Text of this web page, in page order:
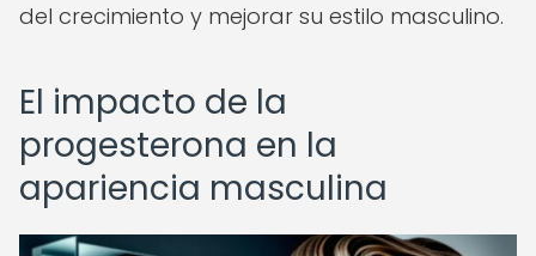
del crecimiento y mejorar su estilo masculino.
El impacto de la
progesterona en la
apariencia masculina